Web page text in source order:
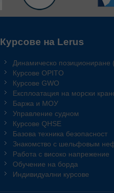
Курсове на Lerus
Динамическо позициониране
Курсове OPITO
Курсове GWO
Експлоатация на морски
Баржа и МОУ
Управление судном
Курсове QHSE
Базова техника безопасност
Знакомство с шельфовым
Работа с високо напрежение
Обучение на борда
Индивидуални курсове